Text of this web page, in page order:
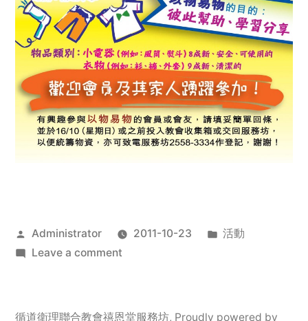
Posted
by
Administrator 2011-10-23
Posted
活動
Leave a commenton
服
循道衛理聯合教會禧恩堂服務坊, Proudly powered by